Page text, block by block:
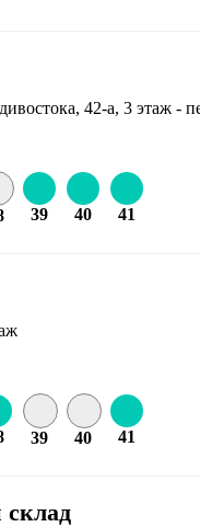
42-а, 3 этаж -
39 40 41
39 40 41